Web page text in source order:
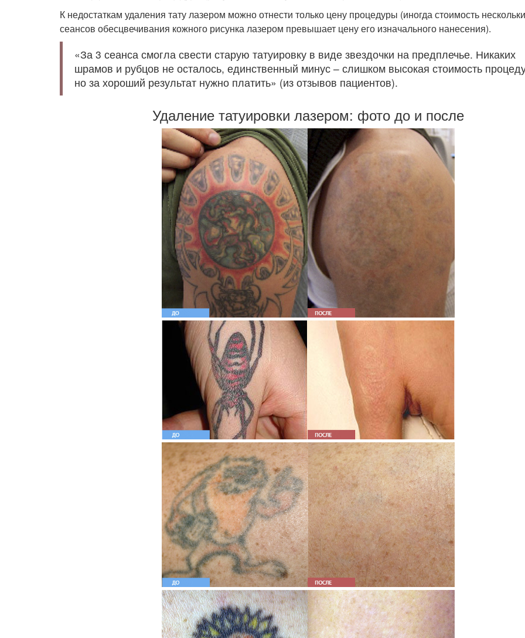
К недостаткам удаления тату лазером можно отнести только цену процедуры (иногда стоимость
сеансов обесцвечивания кожного рисунка лазером превышает цену его изначального нанесения).
«За 3 сеанса смогла свести старую татуировку в виде звездочки на предплечье. Никаких
шрамов и рубцов не осталось, единственный минус – слишком высокая стоимость
но за хороший результат нужно платить» (из отзывов пациентов).
Удаление татуировки лазером: фото до и после